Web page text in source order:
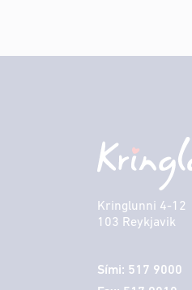
Kringlunni 4-12
103 Reykjavik
Sími: 517 9000